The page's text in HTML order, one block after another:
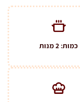
כמות: 2 מנות